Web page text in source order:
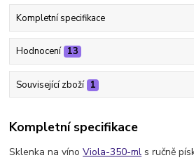
Kompletní specifikace
Hodnocení 13
Související zboží 1
Kompletní specifikace
Sklenka na vínoViola-350-ml s ručně